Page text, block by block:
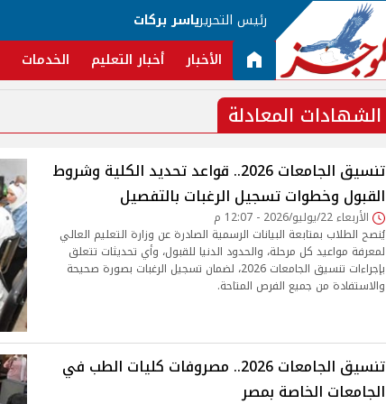
رئيس التحريرياسر بركات
الأخبار أخبار التعليم الخدمات
الشهادات المعادلة
تنسيق الجامعات 2026.. قواعد تحديد الكلية وشروط
القبول وخطوات تسجيل الرغبات بالتفصيل
الأربعاء 22/يوليو/2026 - 12:07 م
يُنصح الطلاب بمتابعة البيانات الرسمية الصادرة عن وزارة التعليم العالي
لمعرفة مواعيد كل مرحلة، والحدود الدنيا للقبول، وأي تحديثات تتعلق
بإجراءات تنسيق الجامعات 2026، لضمان تسجيل الرغبات بصورة صحيحة
والاستفادة من جميع الفرص المتاحة.
تنسيق الجامعات 2026.. مصروفات كليات الطب في
الجامعات الخاصة بمصر